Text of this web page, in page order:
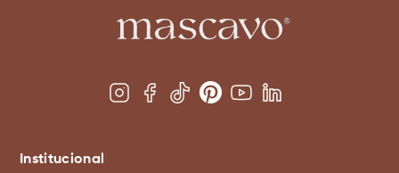
Institucional